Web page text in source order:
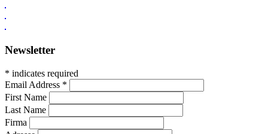
Newsletter
* indicates required
Email Address *
First Name
Last Name
Firma